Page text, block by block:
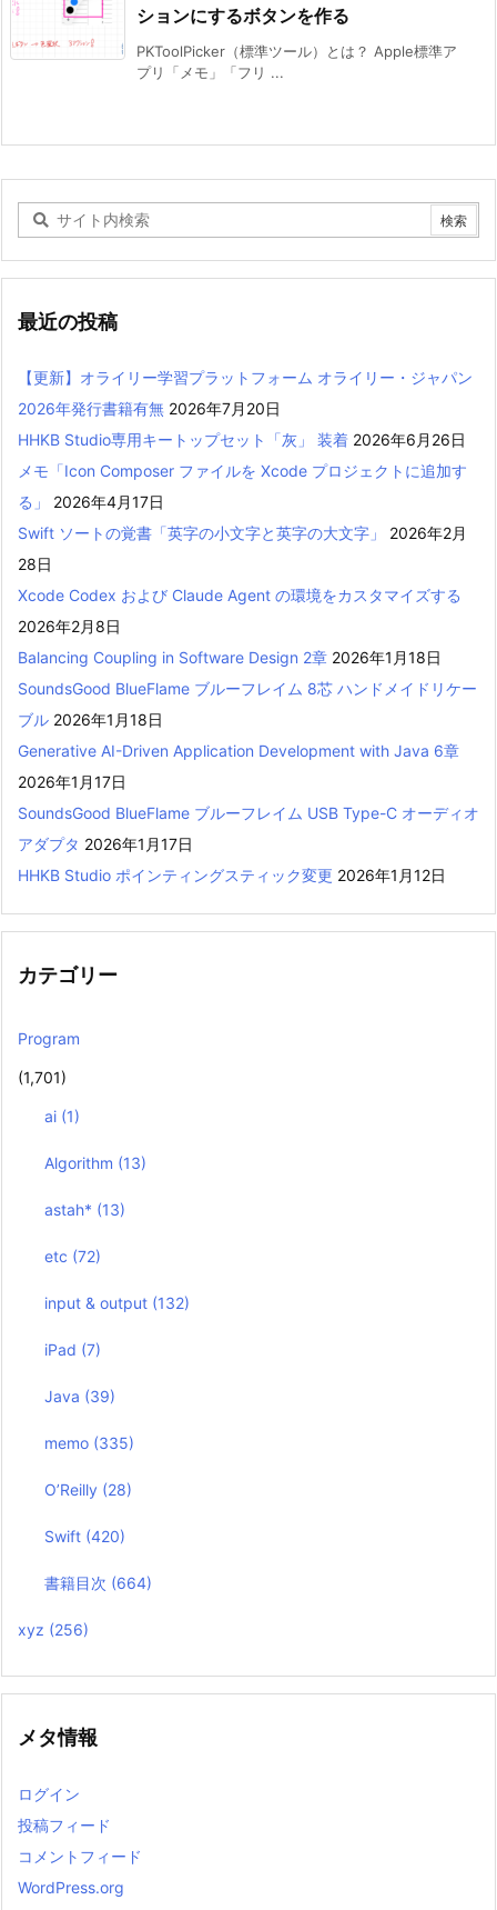
ションにするボタンを作る
PKToolPicker（標準ツール）とは？ Apple標準ア
プリ「メモ」「フリ ...
最近の投稿
【更新】オライリー学習プラットフォーム オライリー・ジャパン
2026年発行書籍有無 2026年7月20日
HHKB Studio専用キートップセット「灰」 装着 2026年6月26日
メモ「Icon Composer ファイルを Xcode プロジェクトに追加す
る」
2026年4月17日
Swift ソートの覚書「英字の小文字と英字の大文字」
2026年2月
28日
Xcode Codex および Claude Agent の環境をカスタマイズする
2026年2月8日
Balancing Coupling in Software Design 2章 2026年1月18日
SoundsGood BlueFlame ブルーフレイム 8芯 ハンドメイドリケー
ブル 2026年1月18日
Generative AI-Driven Application Development with Java 6章
2026年1月17日
SoundsGood BlueFlame ブルーフレイム USB Type-C オーディオ
アダプタ 2026年1月17日
HHKB Studio ポインティングスティック変更 2026年1月12日
カテゴリー
Program
(1,701)
ai (1)
Algorithm (13)
astah* (13)
etc (72)
input & output (132)
iPad (7)
Java (39)
memo (335)
O’Reilly (28)
Swift (420)
書籍目次 (664)
xyz (256)
メタ情報
ログイン
投稿フィード
コメントフィード
WordPress.org